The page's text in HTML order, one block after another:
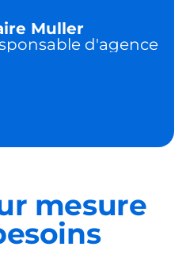
Muller
d'agence
mesure